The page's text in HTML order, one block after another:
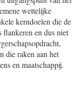
wettelijke
kerndoelen die de
flankeren en dus niet
die raken aan het
en maatschappij.